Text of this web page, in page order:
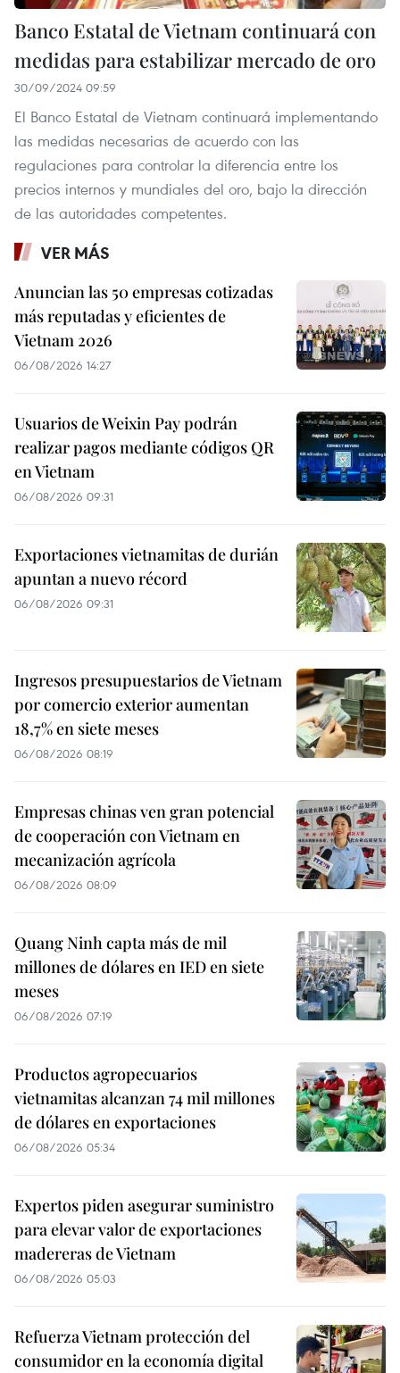
Banco Estatal de Vietnam continuará con
medidas para estabilizar mercado de oro
30/09/2024 09:59
El Banco Estatal de Vietnam continuará implementando
las medidas necesarias de acuerdo con las
regulaciones para controlar la diferencia entre los
precios internos y mundiales del oro, bajo la dirección
de las autoridades competentes.
VER MÁS
Anuncian las 50 empresas cotizadas
más reputadas y eficientes de
Vietnam 2026
06/08/2026 14:27
Usuarios de Weixin Pay podrán
realizar pagos mediante códigos QR
en Vietnam
06/08/2026 09:31
Exportaciones vietnamitas de durián
apuntan a nuevo récord
06/08/2026 09:31
Ingresos presupuestarios de Vietnam
por comercio exterior aumentan
18,7% en siete meses
06/08/2026 08:19
Empresas chinas ven gran potencial
de cooperación con Vietnam en
mecanización agrícola
06/08/2026 08:09
Quang Ninh capta más de mil
millones de dólares en IED en siete
meses
06/08/2026 07:19
Productos agropecuarios
vietnamitas alcanzan 74 mil millones
de dólares en exportaciones
06/08/2026 05:34
Expertos piden asegurar suministro
para elevar valor de exportaciones
madereras de Vietnam
06/08/2026 05:03
Refuerza Vietnam protección del
consumidor en la economía digital